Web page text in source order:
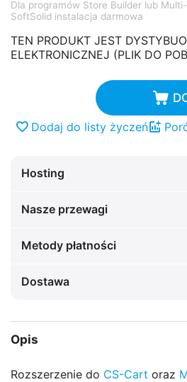
Dla programów Store Builder lub
SoftSolid instalacja darmowa
TEN PRODUKT JEST
ELEKTRONICZNEJ (PLIK DO
Dodaj do listy życzeń
Hosting
Nasze przewagi
Metody płatności
Dostawa
Opis
Rozszerzenie do CS-Cart oraz